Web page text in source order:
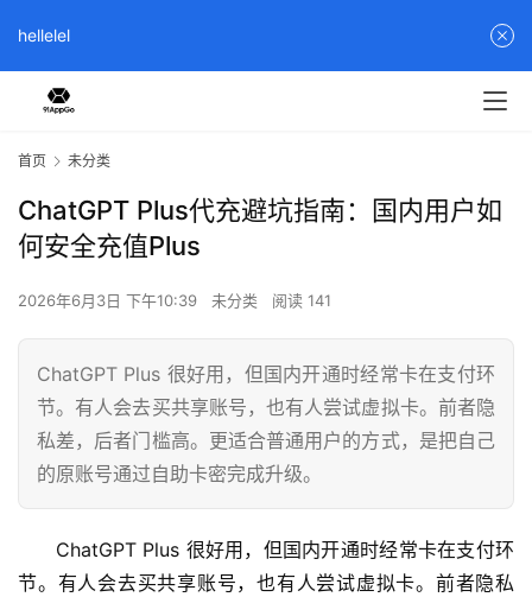
首页 未分类
ChatGPT Plus代充避坑指南：国内用户如
何安全充值Plus
2026年6月3日 下午10:39 未分类 阅读 141
ChatGPT Plus 很好用，但国内开通时经常卡在支付环
节。有人会去买共享账号，也有人尝试虚拟卡。前者隐
私差，后者门槛高。更适合普通用户的方式，是把自己
的原账号通过自助卡密完成升级。
ChatGPT Plus 很好用，但国内开通时经常卡在支付环
节。有人会去买共享账号，也有人尝试虚拟卡。前者隐私
hellelel